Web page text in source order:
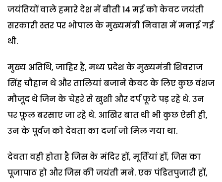
जयंतियों वाले हमारे देश में बीती 14 मई को केवट जयंती
सरकारी स्तर पर भोपाल के मुख्यमंत्री निवास में मनाई गई
थी.
मुख्य अतिथि, जाहिर है, मध्य प्रदेश के मुख्यमंत्री शिवराज
सिंह चौहान थे और तालियां बजाने केवट के लिए कुछ वंशज
मौजूद थे जिन के चेहरे से खुशी और दर्प फूटे पड़ रहे थे. उन
पर फूल बरसाए जा रहे थे. आखिर बात थी भी कुछ ऐसी ही,
उन के पूर्वज को देवता का दर्जा जो मिल गया था.
देवता वही होता है जिस के मंदिर हों, मूर्तियां हों, जिस का
पूजापाठ हो और जिस की जयंती मने. एक पंडितपुजारी हों,